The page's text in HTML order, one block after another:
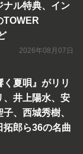
ナル特典、イン
TOWER
2026年08月07日
く夏唄』がリリ
井上陽水、安
、西城秀樹、
拓郎ら36の名曲